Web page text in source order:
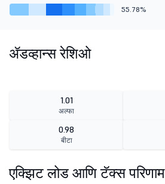
55.78%
ॲडव्हान्स रेशिओ
1.01
अल्फा
0.98
बीटा
एक्झिट लोड आणि टॅक्स परिणाम